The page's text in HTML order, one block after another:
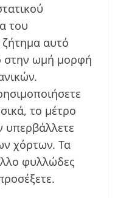
του
αυτό
στην ωμή μορφή
το μέτρο
υπερβάλλετε
χόρτων. Τα
φυλλώδες